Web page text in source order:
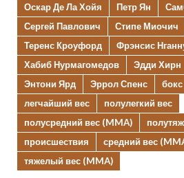
Оскар Де Ла Хойя
Петр Ян
Сергей Павлович
Стипе Миочич
Теренс Кроуфорд
Фрэнсис
Хабиб Нурмагомедов
Эдди Хирн
Энтони Ярд
Эррол Спенс бокс
легчайший вес
полулегкий вес
полусредний вес (MMA)
происшествия
средний вес
тяжелый вес (MMA)